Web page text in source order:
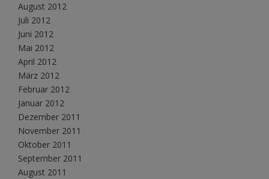
August 2012
Juli 2012
Juni 2012
Mai 2012
April 2012
März 2012
Februar 2012
Januar 2012
Dezember 2011
November 2011
Oktober 2011
September 2011
August 2011